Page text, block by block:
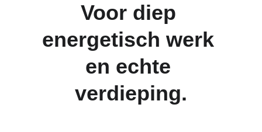
Voor diep
energetisch werk
en echte
verdieping.